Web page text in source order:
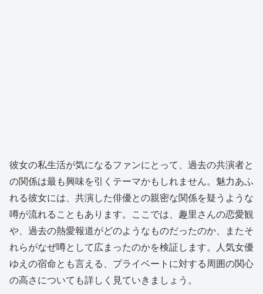
彼女の私生活が気になるファンにとって、過去の共演者と
の関係は最も興味を引くテーマかもしれません。魅力あふ
れる彼女には、共演した俳優との親密な関係を疑うような
噂が流れることもあります。ここでは、趣里さんの恋愛観
や、過去の熱愛報道がどのようなものだったのか、またそ
れらがなぜ噂として広まったのかを検証します。人気女優
ゆえの宿命とも言える、プライベートに対する周囲の関心
の高さについても詳しく見ていきましょう。